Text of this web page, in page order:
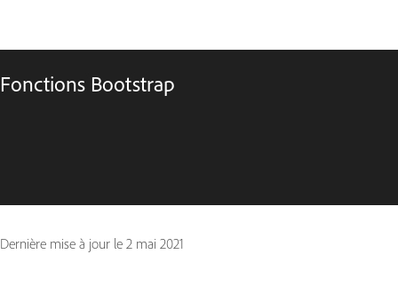
Fonctions Bootstrap
Dernière mise à jour le 2 mai 2021